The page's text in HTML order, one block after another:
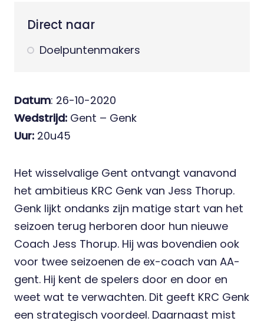
Direct naar
Doelpuntenmakers
Datum: 26-10-2020
Wedstrijd: Gent – Genk
Uur: 20u45
Het wisselvalige Gent ontvangt vanavond
het ambitieus KRC Genk van Jess Thorup.
Genk lijkt ondanks zijn matige start van het
seizoen terug herboren door hun nieuwe
Coach Jess Thorup. Hij was bovendien ook
voor twee seizoenen de ex-coach van AA-
gent. Hij kent de spelers door en door en
weet wat te verwachten. Dit geeft KRC Genk
een strategisch voordeel. Daarnaast mist